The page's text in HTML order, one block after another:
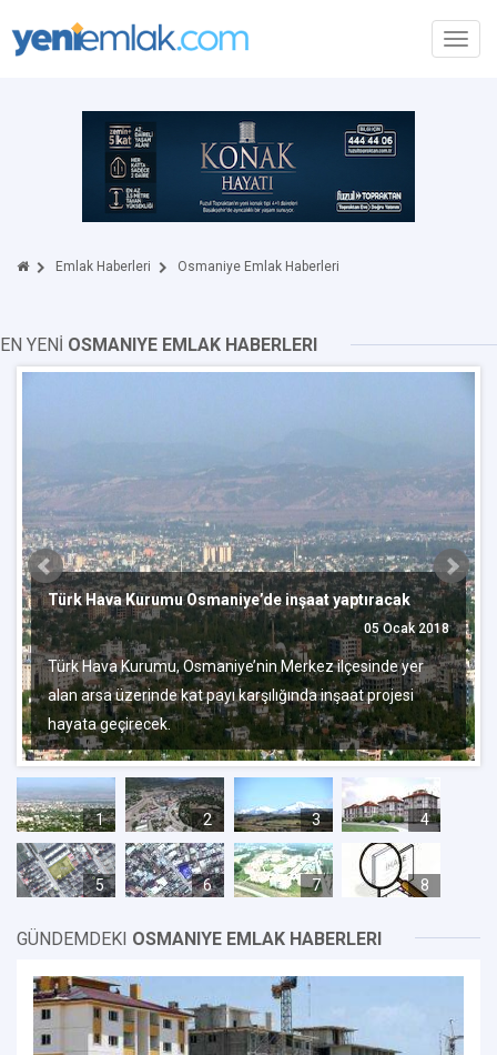
Emlak Haberleri Osmaniye Emlak Haberleri
EN YENİ OSMANIYE EMLAK HABERLERI
Türk Hava Kurumu Osmaniye’de inşaat yaptıracak
05 Ocak 2018
Türk Hava Kurumu, Osmaniye’nin Merkez ilçesinde yer
alan arsa üzerinde kat payı karşılığında inşaat projesi
hayata geçirecek.
1 2 3 4
5 6 7 8
GÜNDEMDEKI OSMANIYE EMLAK HABERLERI